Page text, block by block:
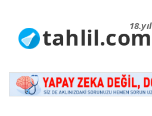
18.yıl
tahlil.com